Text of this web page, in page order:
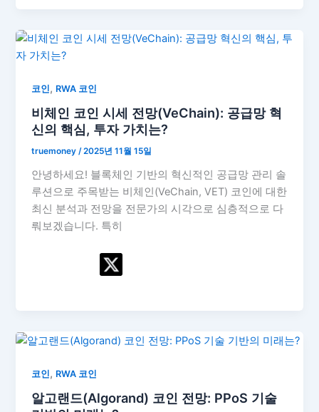
코인 , RWA 코인
비체인 코인 시세 전망(VeChain): 공급망 혁
신의 핵심, 투자 가치는?
truemoney/2025년 11월 15일
안녕하세요! 블록체인 기반의 혁신적인 공급망 관리 솔
루션으로 주목받는 비체인(VeChain, VET) 코인에 대한
최신 분석과 전망을 전문가의 시각으로 심층적으로 다
뤄보겠습니다. 특히
코인, RWA 코인
알고랜드(Algorand) 코인 전망: PPoS 기술